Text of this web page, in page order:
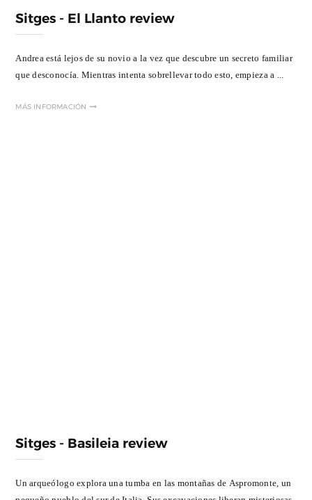
Sitges - El Llanto review
Andrea está lejos de su novio a la vez que descubre un secreto familiar
que desconocía. Mientras intenta sobrellevar todo esto, empieza a ...
MÁS INFORMACIÓN
Sitges - Basileia review
Un arqueólogo explora una tumba en las montañas de Aspromonte, un